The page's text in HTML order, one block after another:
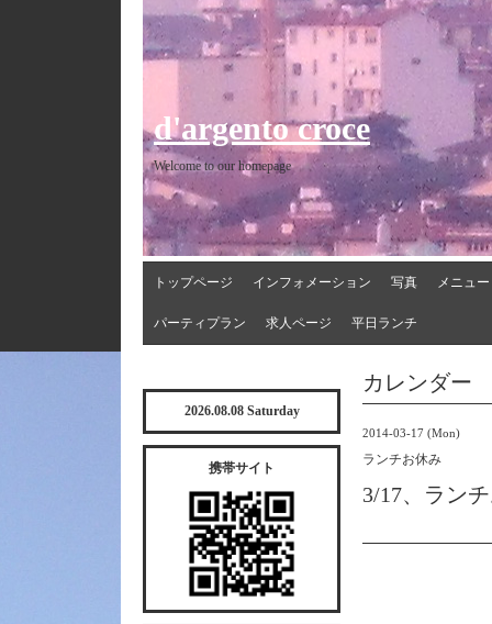
d'argento croce
Welcome to our homepage
トップページ インフォメーション 写真 メニュー
パーティプラン 求人ページ 平日ランチ
カレンダー
2014-03-17 (Mon)
ランチお休み
3/17、ラン
2026.08.08 Saturday
携帯サイト